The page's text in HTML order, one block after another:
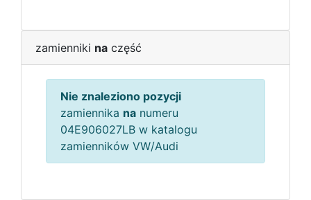
zamienniki na część
Nie znaleziono pozycji
zamiennika na numeru
04E906027LB w katalogu
zamienników VW/Audi